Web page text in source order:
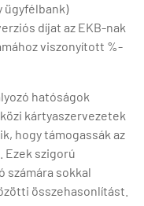
ügyfélbank)
díjat az EKB-nak
viszonyított %-
hatóságok
kártyaszervezetek
hogy támogassák az
Ezek szigorú
számára sokkal
összehasonlítást.